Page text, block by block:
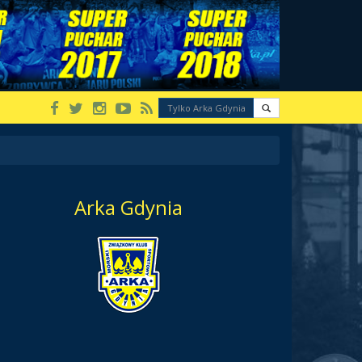
Arka Gdynia